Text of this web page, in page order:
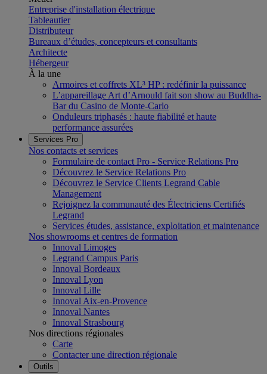
Entreprise d'installation électrique
Tableautier
Distributeur
Bureaux d’études, concepteurs et consultants
Architecte
Hébergeur
À la une
Armoires et coffrets XL³ HP : redéfinir la puissance
L’appareillage Art d’Arnould fait son show au Buddha-
Bar du Casino de Monte-Carlo
Onduleurs triphasés : haute fiabilité et haute
performance assurées
Services Pro
Nos contacts et services
Formulaire de contact Pro - Service Relations Pro
Découvrez le Service Relations Pro
Découvrez le Service Clients Legrand Cable
Management
Rejoignez la communauté des Électriciens Certifiés
Legrand
Services études, assistance, exploitation et maintenance
Nos showrooms et centres de formation
Innoval Limoges
Legrand Campus Paris
Innoval Bordeaux
Innoval Lyon
Innoval Lille
Innoval Aix-en-Provence
Innoval Nantes
Innoval Strasbourg
Nos directions régionales
Carte
Contacter une direction régionale
Outils